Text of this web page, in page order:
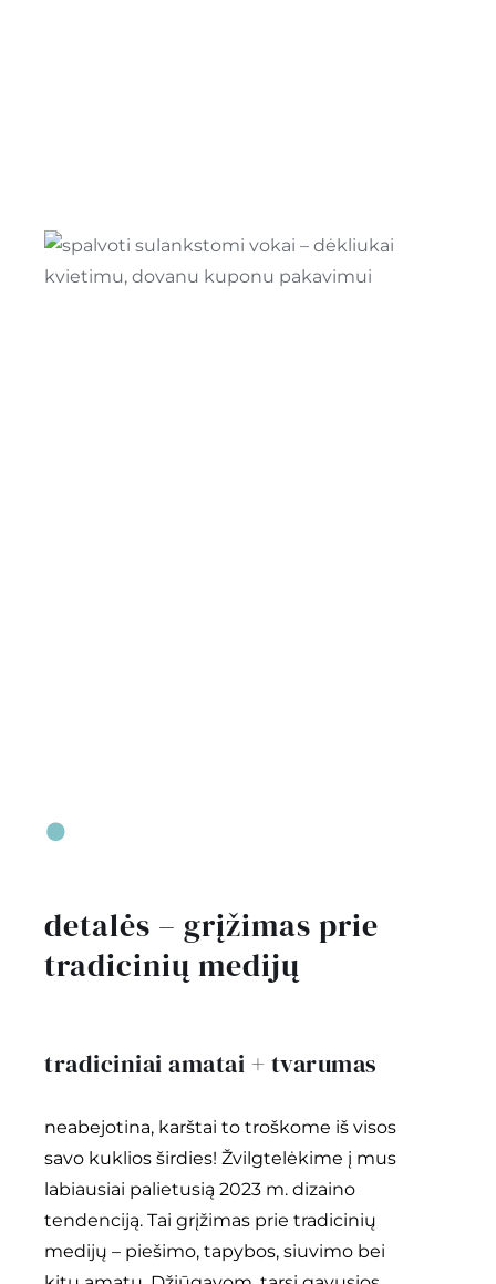
•
detalės – grįžimas prie
tradicinių medijų
tradiciniai amatai + tvarumas
neabejotina, karštai to troškome iš visos
savo kuklios širdies! Žvilgtelėkime į mus
labiausiai palietusią 2023 m. dizaino
tendenciją. Tai grįžimas prie tradicinių
medijų – piešimo, tapybos, siuvimo bei